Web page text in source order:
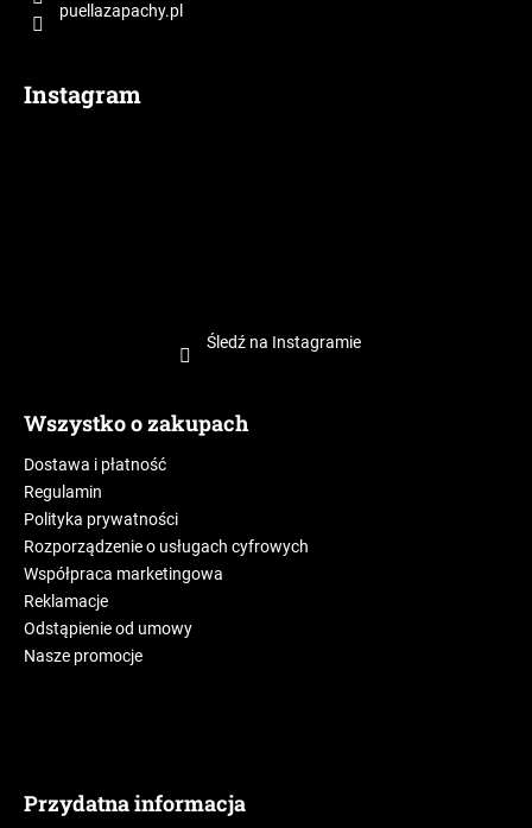
puellazapachy.pl
Instagram
Śledź na Instagramie
Wszystko o zakupach
Dostawa i płatność
Regulamin
Polityka prywatności
Rozporządzenie o usługach cyfrowych
Współpraca marketingowa
Reklamacje
Odstąpienie od umowy
Nasze promocje
Przydatna informacja